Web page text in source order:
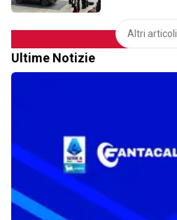
Altri articoli
Ultime Notizie